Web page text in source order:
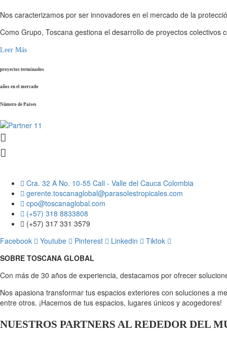
Nos caracterizamos por ser innovadores en el mercado de la
Como Grupo, Toscana gestiona el desarrollo de proyectos
Leer Más
proyectos terminados
años en el mercado
Número de Paises
Cra. 32 A No. 10-55 Cali - Valle del Cauca Colombia
gerente.toscanaglobal@parasolestropicales.com
cpo@toscanaglobal.com
(+57) 318 8833808
(+57) 317 331 3579
Facebook
Youtube Pinterest Linkedin
Tiktok
SOBRE TOSCANA GLOBAL
Con más de 30 años de experiencia, destacamos por ofrecer
Nos apasiona transformar tus espacios exteriores con soluciones a
entre otros. ¡Hacemos de tus espacios, lugares únicos y acogedores!
NUESTROS PARTNERS AL REDEDOR DEL